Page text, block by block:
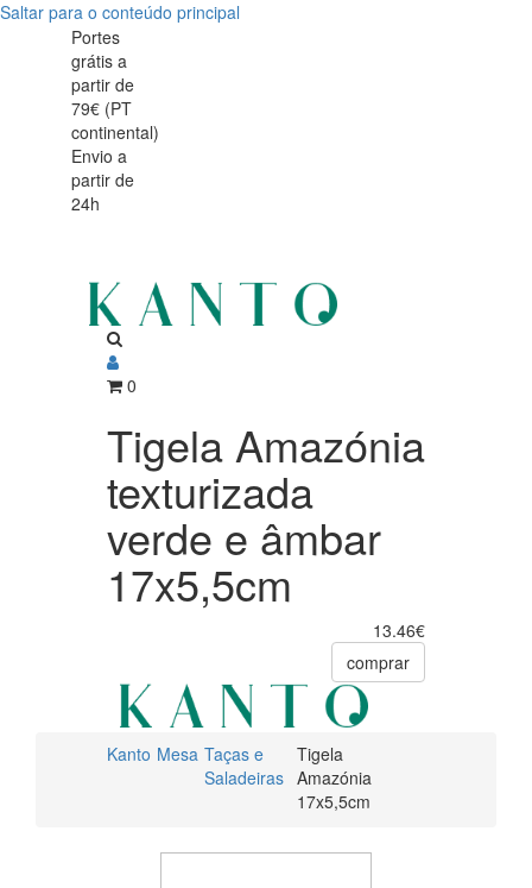
Saltar para o conteúdo principal
Tigela
Amazónia
texturizada
verde
âmbar
17x5,5cm
Tigela
Amazónia
texturizada
verde
17x5,5cm
Portes
grátis a
partir de
79€ (PT
continental)
Envio a
partir de
24h
0
Tigela Amazónia
texturizada
verde e âmbar
17x5,5cm
13.46€
comprar
Kanto Mesa Taças e
Saladeiras
Tigela
Amazónia
17x5,5cm